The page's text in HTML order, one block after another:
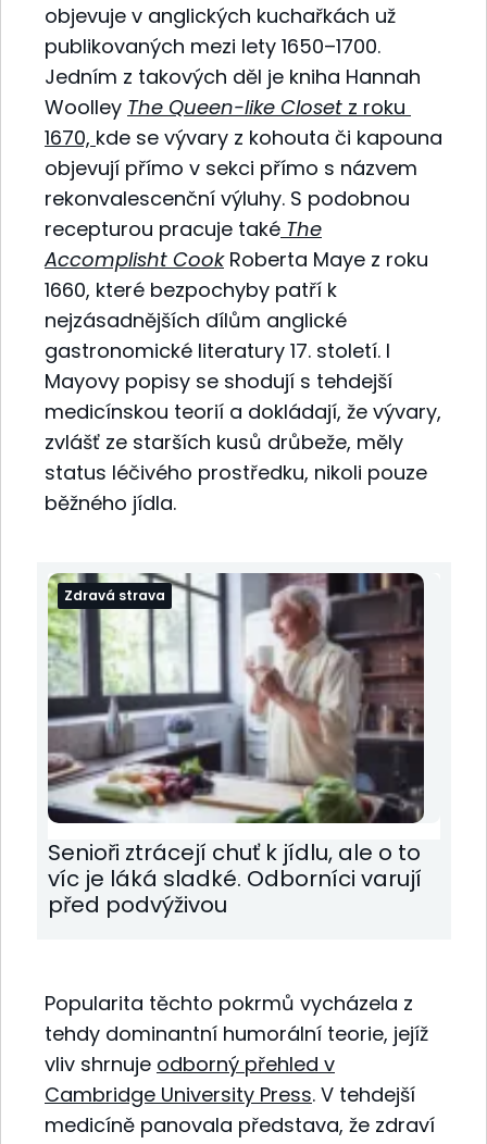
objevuje v anglických kuchařkách už
publikovaných mezi lety 1650–1700.
Jedním z takových děl je kniha Hannah
Woolley The Queen-like Closet z roku
1670, kde se vývary z kohouta či kapouna
objevují přímo v sekci přímo s názvem
rekonvalescenční výluhy. S podobnou
recepturou pracuje také The
Accomplisht CookRoberta Maye z roku
1660, které bezpochyby patří k
nejzásadnějších dílům anglické
gastronomické literatury 17. století. I
Mayovy popisy se shodují s tehdejší
medicínskou teorií a dokládají, že vývary,
zvlášť ze starších kusů drůbeže, měly
status léčivého prostředku, nikoli pouze
běžného jídla.
Zdravá strava
Senioři ztrácejí chuť k jídlu, ale o to
víc je láká sladké. Odborníci varují
před podvýživou
Popularita těchto pokrmů vycházela z
tehdy dominantní humorální teorie, jejíž
vliv shrnuje odborný přehled v
Cambridge University Press. V tehdejší
medicíně panovala představa, že zdraví